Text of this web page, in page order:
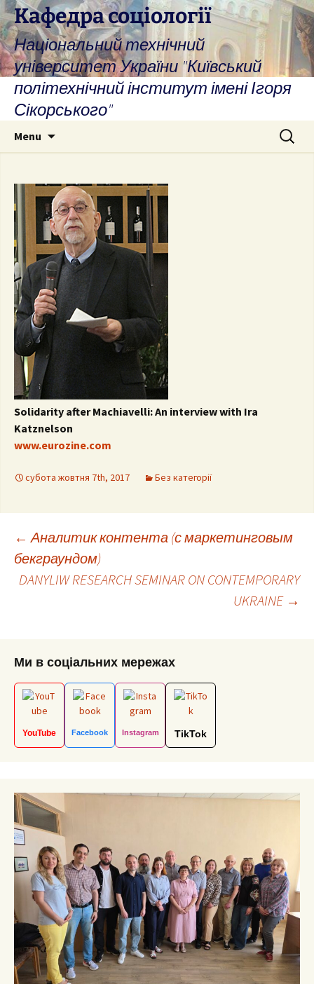
Skip
to
content
Кафедра соціології
Національний технічний
університет України "Київський
політехнічний інститут імені Ігоря
Сікорського"
Menu
Search
for:
Solidarity after Machiavelli: An interview with Ira
Katznelson
www.eurozine.com
субота жовтня 7th, 2017 Без категорії
Post
navigation
← Аналитик контента (с маркетинговым
бекграундом)
DANYLIW RESEARCH SEMINAR ON CONTEMPORARY
UKRAINE →
Ми в соціальних мережах
YouTube Facebook Instagram TikTok